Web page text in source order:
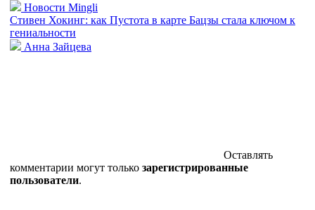
Новости Mingli
Стивен Хокинг: как Пустота в карте Бацзы стала ключом к
гениальности
Анна Зайцева
Оставлять
комментарии могут только зарегистрированные
пользователи.